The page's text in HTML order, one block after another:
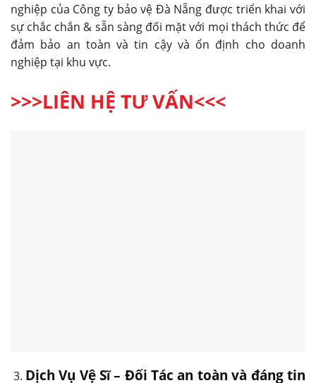
nghiệp của Công ty bảo vệ Đà Nẵng được triển khai với
sự chắc chắn & sẵn sàng đối mặt với mọi thách thức để
đảm bảo an toàn và tin cậy và ổn định cho doanh
nghiệp tại khu vực.
>>>LIÊN HỆ TƯ VẤN<<<
Dịch Vụ Vệ Sĩ – Đối Tác an toàn và đáng tin